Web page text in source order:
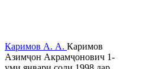
Каримов А. А. Каримов
Азимҷон Акрамҷонович 1-